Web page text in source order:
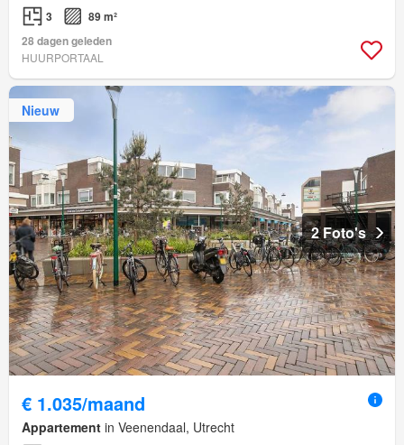
3
89 m²
28 dagen geleden
HUURPORTAAL
Nieuw
2 Foto's
€ 1.035/maand
Appartement in Veenendaal, Utrecht